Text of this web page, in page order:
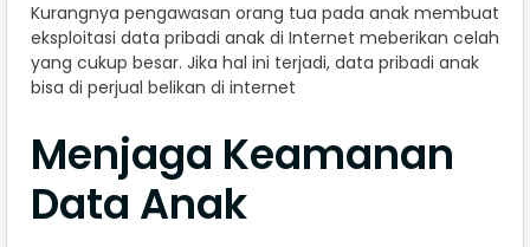
Kurangnya pengawasan orang tua pada anak membuat
eksploitasi data pribadi anak di Internet meberikan celah
yang cukup besar. Jika hal ini terjadi, data pribadi anak
bisa di perjual belikan di internet
Menjaga Keamanan
Data Anak